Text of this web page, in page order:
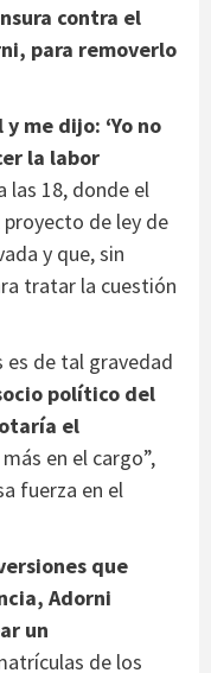
contra el
para removerlo
me dijo: ‘Yo no
la labor
las 18, donde el
de ley de
y que, sin
tratar la cuestión
de tal gravedad
político del
el
en el cargo”,
fuerza en el
que
Adorni
un
de los